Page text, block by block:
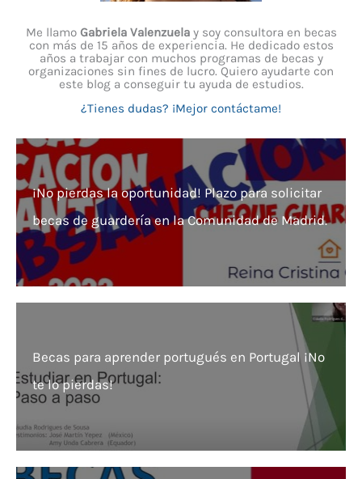
Me llamo Gabriela Valenzuelay soy consultora en becas
con más de 15 años de experiencia. He dedicado estos
años a trabajar con muchos programas de becas y
organizaciones sin fines de lucro. Quiero ayudarte con
este blog a conseguir tu ayuda de estudios.
¿Tienes dudas? ¡Mejor contáctame!
¡No pierdas la oportunidad! Plazo para solicitar
becas de guardería en la Comunidad de Madrid.
Becas para aprender portugués en Portugal ¡No
te lo pierdas!